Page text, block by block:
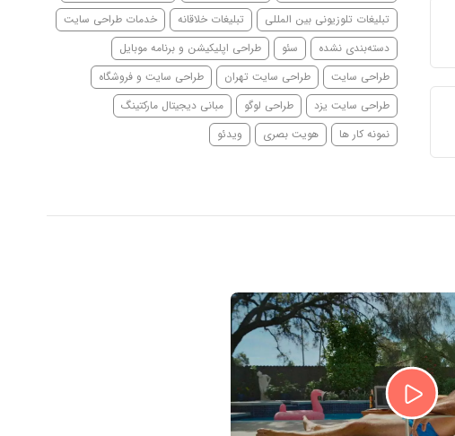
تبلیغات تلوزیونی بین المللی
تبلیغات خلاقانه
خدمات طراحی سایت
دسته‌بندی نشده
سئو
طراحی اپلیکیشن و برنامه موبایل
طراحی سایت
طراحی سایت تهران
طراحی سایت و فروشگاه
طراحی سایت یزد
طراحی لوگو
مبانی دیجیتال مارکتینگ
نمونه کار ها
هویت بصری ویدئو